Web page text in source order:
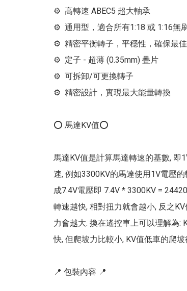
⚙  高轉速 ABEC5 超大軸承
⚙  通用型，適合所有1:18 或 1:16無
⚙  精密平衡轉子，平穩性，確保最
⚙  定子 - 超薄 (0.35mm) 疊片
⚙  可拆卸/可更換轉子
⚙  精密設計，實現最大能量轉換
⭕ 馬達KV值⭕
馬達KV值是計算馬達轉速的基數, 即
速, 例如3300KV的馬達使用1V電壓
成7.4V電壓即 7.4V * 3300KV =
轉速越快, 相對扭力就會越小, 反之
力會越大. 換在遙控車上可以理解為:
快, 但爬坡力比較小, KV值低車的爬
📍 包裝內容 📍